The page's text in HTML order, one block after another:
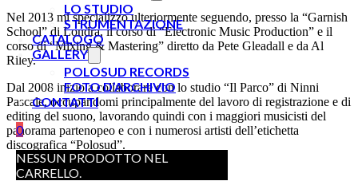
LO STUDIO
STRUMENTAZIONE
CATALOGO
GALLERY
POLOSUD RECORDS
FOTO D’ARCHIVIO
CONTATTI
0
NESSUN PRODOTTO NEL
CARRELLO.
Nel 2013 mi specializzo ulteriormente seguendo, presso la “Garnish
School” di Londra, il corso di “Electronic Music Production” e il
corso di “Mixing & Mastering” diretto da Pete Gleadall e da Al
Riley.
Dal 2008 inizio a collaborare con lo studio “Il Parco” di Ninni
Pascale, occupandomi principalmente del lavoro di registrazione e di
editing del suono, lavorando quindi con i maggiori musicisti del
panorama partenopeo e con i numerosi artisti dell’etichetta
discografica “Polosud”.